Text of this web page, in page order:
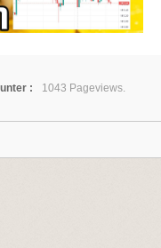
:
1043 Pageviews.